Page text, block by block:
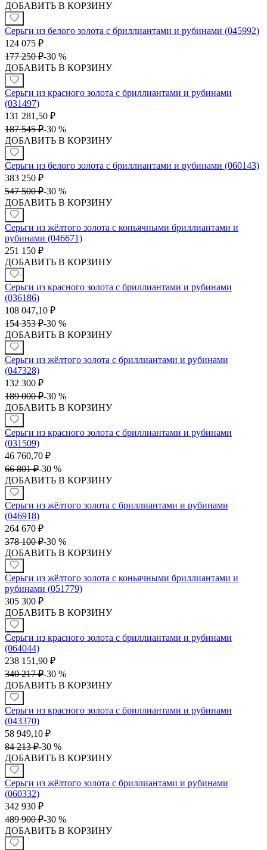
ДОБАВИТЬ В КОРЗИНУ
Серьги из белого золота с бриллиантами и рубинами (045992)
124 075 ₽
177 250 ₽-30 %
ДОБАВИТЬ В КОРЗИНУ
Серьги из красного золота с бриллиантами и рубинами
(031497)
131 281,50 ₽
187 545 ₽-30 %
ДОБАВИТЬ В КОРЗИНУ
Серьги из белого золота с бриллиантами и рубинами (060143)
383 250 ₽
547 500 ₽-30 %
ДОБАВИТЬ В КОРЗИНУ
Серьги из жёлтого золота с коньячными бриллиантами и
рубинами (046671)
251 150 ₽
ДОБАВИТЬ В КОРЗИНУ
Серьги из красного золота с бриллиантами и рубинами
(036186)
108 047,10 ₽
154 353 ₽-30 %
ДОБАВИТЬ В КОРЗИНУ
Серьги из жёлтого золота с бриллиантами и рубинами
(047328)
132 300 ₽
189 000 ₽-30 %
ДОБАВИТЬ В КОРЗИНУ
Серьги из красного золота с бриллиантами и рубинами
(031509)
46 760,70 ₽
66 801 ₽-30 %
ДОБАВИТЬ В КОРЗИНУ
Серьги из жёлтого золота с бриллиантами и рубинами
(046918)
264 670 ₽
378 100 ₽-30 %
ДОБАВИТЬ В КОРЗИНУ
Серьги из жёлтого золота с коньячными бриллиантами и
рубинами (051779)
305 300 ₽
ДОБАВИТЬ В КОРЗИНУ
Серьги из красного золота с бриллиантами и рубинами
(064044)
238 151,90 ₽
340 217 ₽-30 %
ДОБАВИТЬ В КОРЗИНУ
Серьги из красного золота с бриллиантами и рубинами
(043370)
58 949,10 ₽
84 213 ₽-30 %
ДОБАВИТЬ В КОРЗИНУ
Серьги из жёлтого золота с бриллиантами и рубинами
(060332)
342 930 ₽
489 900 ₽-30 %
ДОБАВИТЬ В КОРЗИНУ